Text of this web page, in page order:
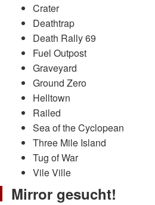
Crater
Deathtrap
Death Rally 69
Fuel Outpost
Graveyard
Ground Zero
Helltown
Railed
Sea of the Cyclopean
Three Mile Island
Tug of War
Vile Ville
Mirror gesucht!